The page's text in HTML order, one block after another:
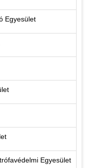
Egyesület
Egyesület